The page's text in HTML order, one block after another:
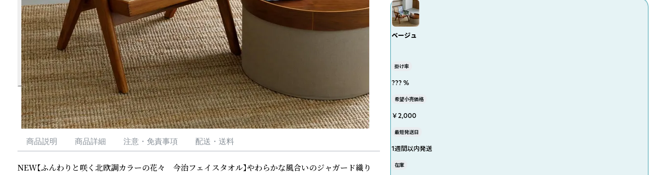
商品説明 商品詳細 注意・免責事項 配送・送料
NEW【ふんわりと咲く北欧調カラーの花々　今治フェイスタオル】やわらかな風合いのジャガード織り
ベージュ
掛け率
??? %
希望小売価格
￥2,000
最短発送日
1週間以内発送
在庫